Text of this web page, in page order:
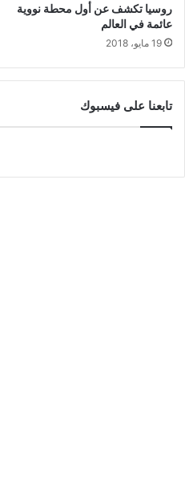
روسيا تكشف عن أول محطة نووية
عائمة في العالم
19 مايو، 2018
تابعنا على فيسبوك